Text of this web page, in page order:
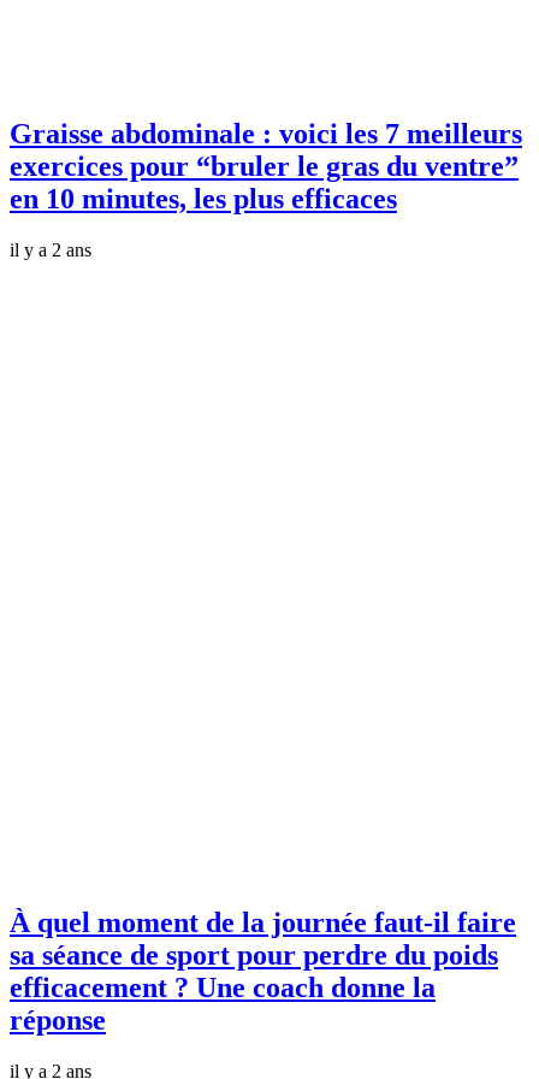
Graisse abdominale : voici les 7 meilleurs
exercices pour “bruler le gras du ventre”
en 10 minutes, les plus efficaces
il y a 2 ans
À quel moment de la journée faut-il faire
sa séance de sport pour perdre du poids
efficacement ? Une coach donne la
réponse
il y a 2 ans